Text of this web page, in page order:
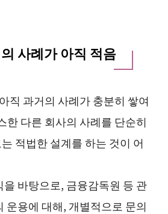
사례가 아직 적음
직 과거의 사례가 충분히 쌓여
한 다른 회사의 사례를 단순히
적법한 설계를 하는 것이 어
바탕으로, 금융감독원 등 관
운용에 대해, 개별적으로 문의